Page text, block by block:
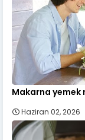
Makarna yemek
Haziran 02, 2026